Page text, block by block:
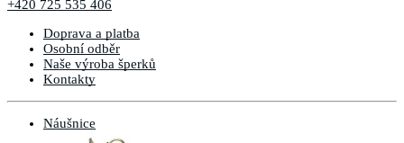
+420 725 535 406
Doprava a platba
Osobní odběr
Naše výroba šperků
Kontakty
Náušnice